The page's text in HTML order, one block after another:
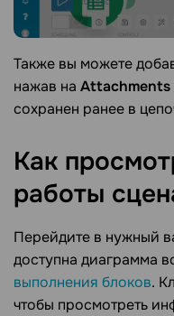
Также вы можете
нажав на Attachments
сохранен ранее в
Как
работы
Перейдите в нужный
доступна диаграмма
выполнения блоков.
чтобы просмотреть